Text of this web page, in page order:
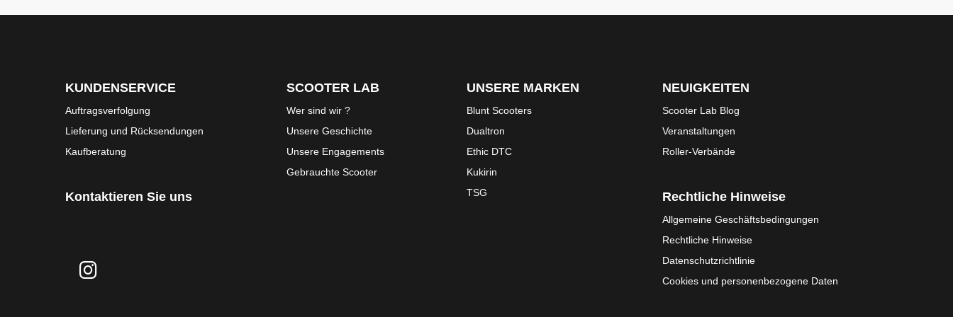
KUNDENSERVICE
Auftragsverfolgung
Lieferung und Rücksendungen
Kaufberatung
Kontaktieren Sie uns
SCOOTER LAB
Wer sind wir ?
Unsere Geschichte
Unsere Engagements
Gebrauchte Scooter
UNSERE MARKEN
Blunt Scooters
Dualtron
Ethic DTC
Kukirin
TSG
NEUIGKEITEN
Scooter Lab Blog
Veranstaltungen
Roller-Verbände
Rechtliche Hinweise
Allgemeine Geschäftsbedingungen
Rechtliche Hinweise
Datenschutzrichtlinie
Cookies und personenbezogene Daten